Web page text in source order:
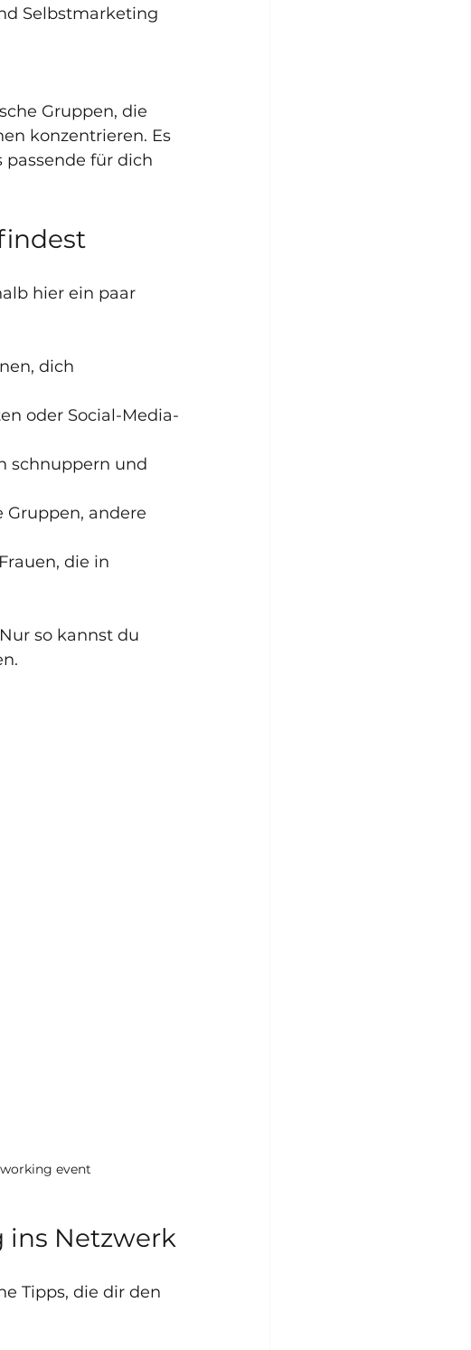
Selbstmarketing
Gruppen, die
konzentrieren. Es
passende für dich
hier ein paar
dich
oder Social-Media-
schnuppern und
Gruppen, andere
die in
so kannst du
event
ins Netzwerk
Tipps, die dir den